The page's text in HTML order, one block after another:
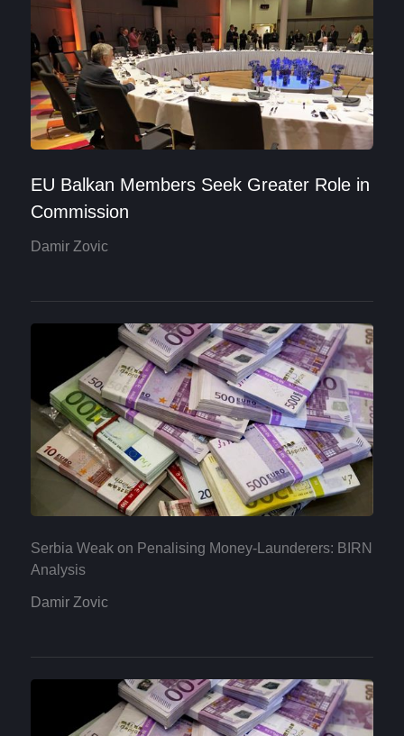
EU Balkan Members Seek Greater Role in
Commission
Damir Zovic
Serbia Weak on Penalising Money-Launderers: BIRN
Analysis
Damir Zovic